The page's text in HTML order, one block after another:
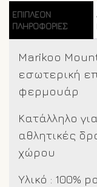
ΕΠΙΠΛΈΟΝ
ΠΛΗΡΟΦΟΡΊΕΣ
Marikoo
εσωτερική
φερμουάρ
Kατάλληλο
αθλητικές
χώρου
Υλικό : 100%